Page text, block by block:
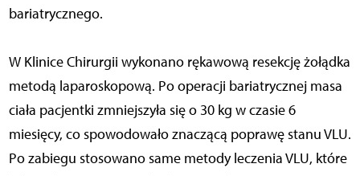
bariatrycznego.
W Klinice Chirurgii wykonano rękawową resekcję żołądka
metodą laparoskopową. Po operacji bariatrycznej masa
ciała pacjentki zmniejszyła się o 30 kg w czasie 6
miesięcy, co spowodowało znaczącą poprawę stanu VLU.
Po zabiegu stosowano same metody leczenia VLU, które